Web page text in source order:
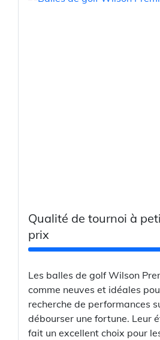
Qualité de tournoi à
prix
Les balles de golf Wilson
comme neuves et idéales
recherche de performances
débourser une fortune. Leur
fait un excellent choix pour